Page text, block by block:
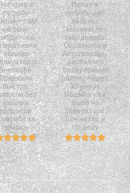
в
сугробе
– сам
не смог
вызвал
в
Приехали
быстро,
без
лишних
за
помощь
Попал в
небольшую
аварию,
машина не
заводилась.
Обратился в
Автопомощь,
диспетчер
сразу принял
заявку. Через
30 минут
машина уже
была на
эвакуаторе.
Все четко и
по делу